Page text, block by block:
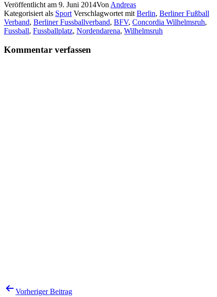
Veröffentlicht am 9. Juni 2014VonAndreas
Kategorisiert als Sport Verschlagwortet mitBerlin, Berliner Fußball
Verband, Berliner Fussballverband, BFV, Concordia Wilhelmsruh,
Fussball, Fussballplatz, Nordendarena, Wilhelmsruh
Kommentar verfassen
Beitragsnavigation
Vorheriger Beitrag